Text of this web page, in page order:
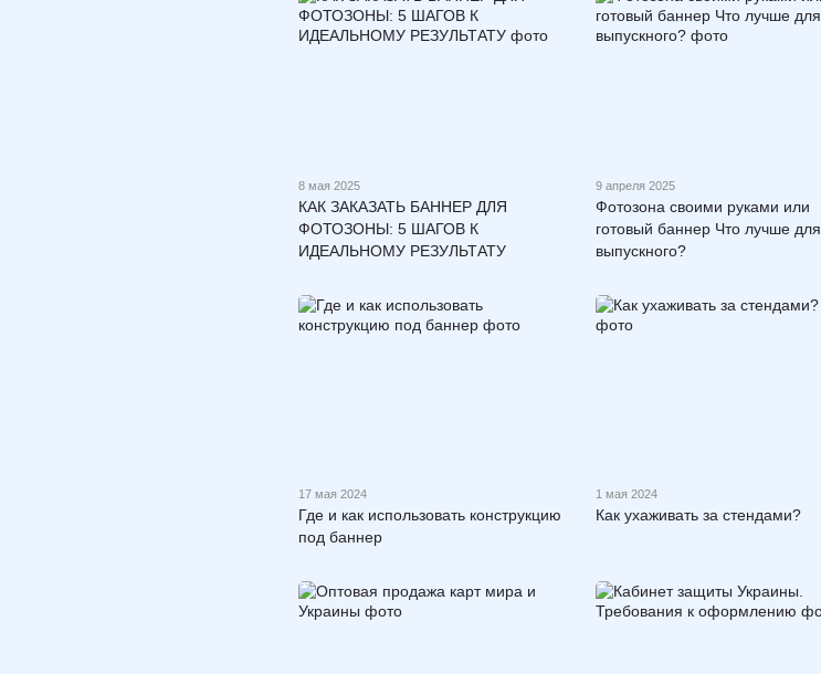
8 мая 2025
КАК ЗАКАЗАТЬ БАННЕР ДЛЯ
ФОТОЗОНЫ: 5 ШАГОВ К
ИДЕАЛЬНОМУ РЕЗУЛЬТАТУ
9 апреля 2025
Фотозона своими руками или
готовый баннер Что лучше для
выпускного?
17 мая 2024
Где и как использовать конструкцию
под баннер
1 мая 2024
Как ухаживать за стендами?